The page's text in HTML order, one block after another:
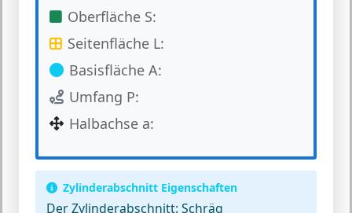
Oberfläche S:
Seitenfläche L:
Basisfläche A:
Umfang P:
Halbachse a:
Zylinderabschnitt Eigenschaften
Der Zylinderabschnitt: Schräg